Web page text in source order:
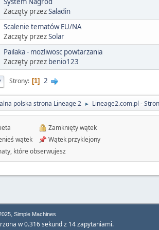
Zaczęty przezSaladin
Scalenie tematów EU/NA
Zaczęty przezSolar
Pailaka - mozliwosc powtarzania
Zaczęty przez benio123
Strony 1 2
polska strona Lineage 2 ► Lineage2.com.pl -
wątek
Zamknięty wątek
Wątek przyklejony
które obserwujesz
, Simple Machines
w 0.316 sekund z 14 zapytaniami.